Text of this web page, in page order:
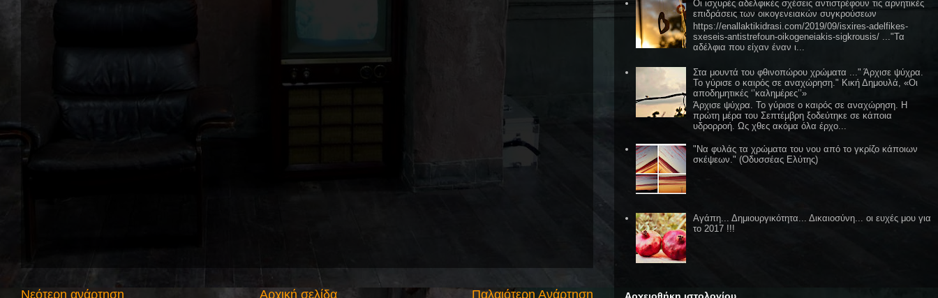
Νεότερη ανάρτηση Παλαιότερη Ανάρτηση
Αρχική σελίδα
Οι ισχυρές αδελφικές σχέσεις αντιστρέφουν τις αρνητικές
επιδράσεις των οικογενειακών συγκρούσεων
https://enallaktikidrasi.com/2019/09/isxires-adelfikes-
sxeseis-antistrefoun-oikogeneiakis-sigkrousis/ ..."Τα
αδέλφια που είχαν έναν ι...
Στα μουντά του φθινοπώρου χρώματα ..." Άρχισε ψύχρα.
Το γύρισε ο καιρός σε αναχώρηση." Κική Δημουλά, «Οι
αποδημητικές ‘’καλημέρες’’»
Άρχισε ψύχρα. Το γύρισε ο καιρός σε αναχώρηση. Η
πρώτη μέρα του Σεπτέμβρη ξοδεύτηκε σε κάποια
υδρορροή. Ως χθες ακόμα όλα έρχο...
"Να φυλάς τα χρώματα του νου από το γκρίζο κάποιων
σκέψεων." (Οδυσσέας Ελύτης)
Αγάπη... Δημιουργικότητα... Δικαιοσύνη... οι ευχές μου για
το 2017 !!!
Αρχειοθήκη ιστολογίου